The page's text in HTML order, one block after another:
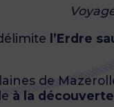
l’Erdre
de
à la